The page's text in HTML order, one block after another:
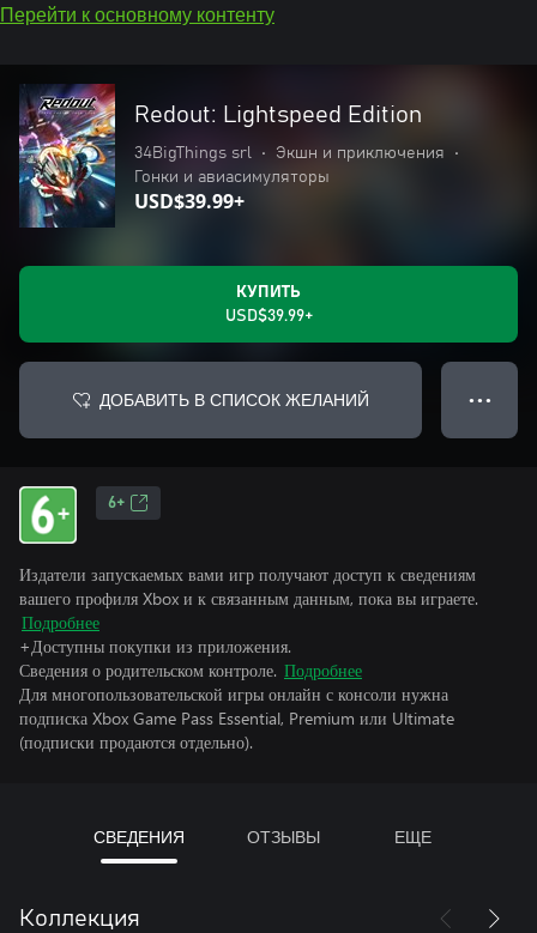
Перейти к основному контенту
Redout: Lightspeed Edition
34BigThings srl • Экшн и приключения
•
Гонки и авиасимуляторы
USD$39.99+
КУПИТЬ
USD$39.99+
ДОБАВИТЬ В СПИСОК ЖЕЛАНИЙ ● ● ●
6+
Издатели запускаемых вами игр получают доступ к сведениям
вашего профиля Xbox и к связанным данным, пока вы играете.
Подробнее
+Доступны покупки из приложения.
Сведения о родительском контроле. Подробнее
Для многопользовательской игры онлайн с консоли нужна
подписка Xbox Game Pass Essential, Premium или Ultimate
(подписки продаются отдельно).
СВЕДЕНИЯ ОТЗЫВЫ ЕЩЕ
Коллекция